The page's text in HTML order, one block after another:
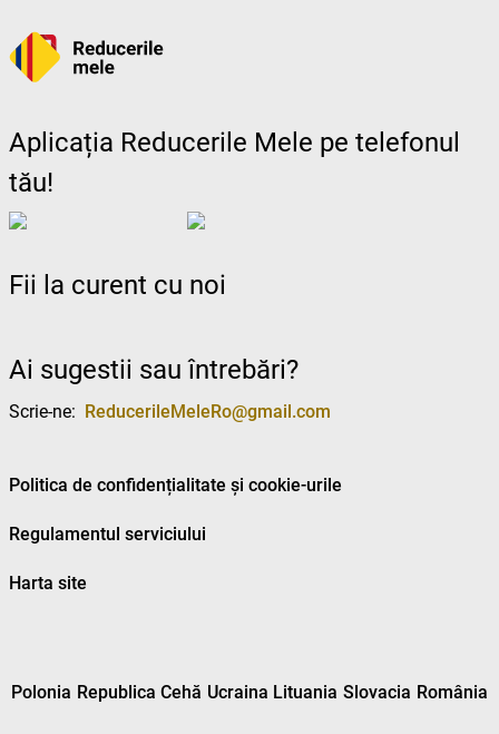
Aplicația Reducerile Mele pe telefonul
tău!
Fii la curent cu noi
Ai sugestii sau întrebări?
Scrie-ne: ReducerileMeleRo@gmail.com
Politica de confidențialitate și cookie-urile
Regulamentul serviciului
Harta site
Polonia Republica Cehă Ucraina Lituania Slovacia România